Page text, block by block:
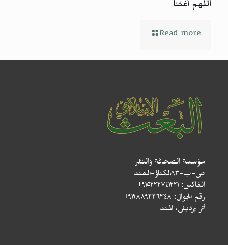
اللهم أغثنا
Read more
مؤسسة الصحافة والنشر
ص-ب-۹۳،لکناؤ-الھند
الفاكس: ٩١٥٢٢٢٧٤١٢٢١+
رقم الجوال: ٩١٩٨٨٩٣٣٦٣٤٨+
أتر پردیش، الهند